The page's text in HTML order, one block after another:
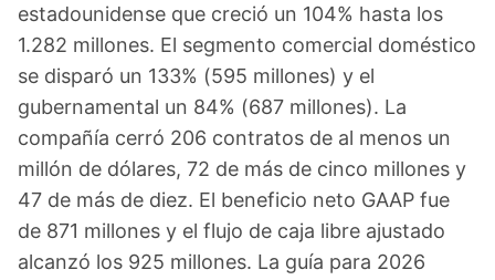
estadounidense que creció un 104% hasta los
1.282 millones. El segmento comercial doméstico
se disparó un 133% (595 millones) y el
gubernamental un 84% (687 millones). La
compañía cerró 206 contratos de al menos un
millón de dólares, 72 de más de cinco millones y
47 de más de diez. El beneficio neto GAAP fue
de 871 millones y el flujo de caja libre ajustado
alcanzó los 925 millones. La guía para 2026